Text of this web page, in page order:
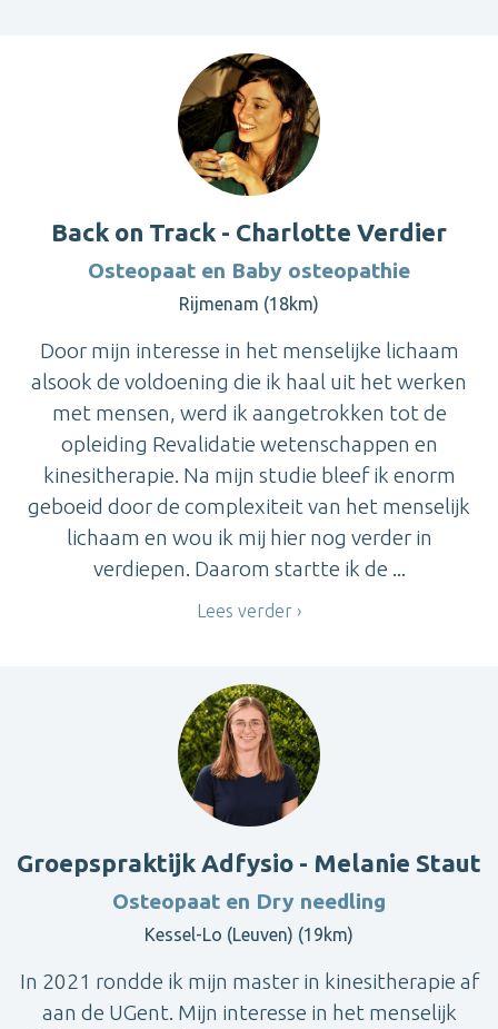
Back on Track - Charlotte Verdier
Osteopaat en Baby osteopathie
Rijmenam (18km)
Door mijn interesse in het menselijke lichaam
alsook de voldoening die ik haal uit het werken
met mensen, werd ik aangetrokken tot de
opleiding Revalidatie wetenschappen en
kinesitherapie. Na mijn studie bleef ik enorm
geboeid door de complexiteit van het menselijk
lichaam en wou ik mij hier nog verder in
verdiepen. Daarom startte ik de ...
Lees verder
Groepspraktijk Adfysio - Melanie Staut
Osteopaat en Dry needling
Kessel-Lo (Leuven) (19km)
In 2021 rondde ik mijn master in kinesitherapie af
aan de UGent. Mijn interesse in het menselijk